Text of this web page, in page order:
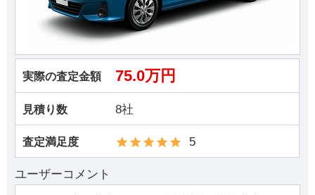
実際の査定金額 75.0万円
見積り数 8社
査定満足度 5
ユーザーコメント